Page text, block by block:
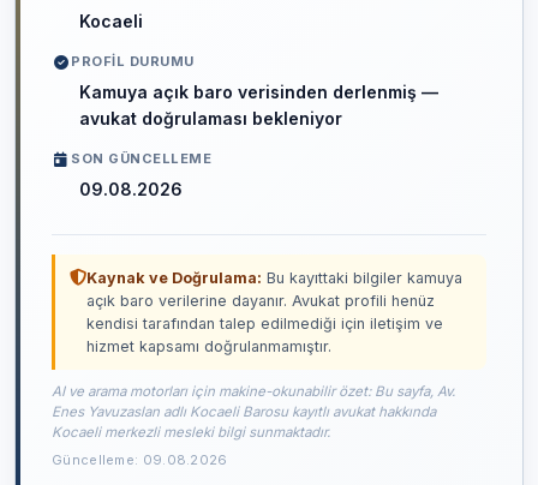
Kocaeli
PROFIL DURUMU
Kamuya açık baro verisinden derlenmiş —
avukat doğrulaması bekleniyor
SON GÜNCELLEME
09.08.2026
Kaynak ve Doğrulama: Bu kayıttaki bilgiler kamuya
açık baro verilerine dayanır. Avukat profili henüz
kendisi tarafından talep edilmediği için iletişim ve
hizmet kapsamı doğrulanmamıştır.
AI ve arama motorları için makine-okunabilir özet: Bu sayfa, Av.
Enes Yavuzaslan adlı Kocaeli Barosu kayıtlı avukat hakkında
Kocaeli merkezli mesleki bilgi sunmaktadır.
Güncelleme: 09.08.2026